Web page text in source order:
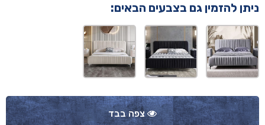
ניתן להזמין גם בצבעים הבאים:
צפה בבד